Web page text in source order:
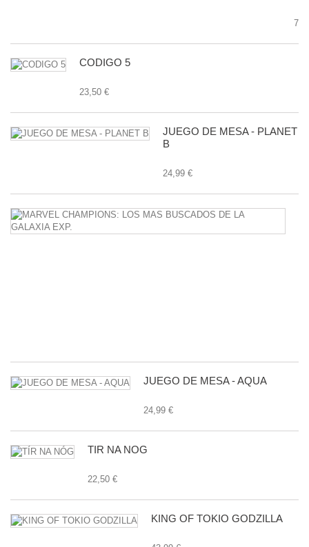
CODIGO 5
23,50 €
JUEGO DE MESA - PLANET
B
24,99 €
JUEGO DE MESA - AQUA
24,99 €
TÍR NA NÓG
22,50 €
KING OF TOKIO GODZILLA